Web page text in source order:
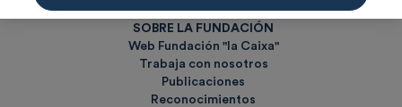
SOBRE LA FUNDACIÓN
Web Fundación "la Caixa"
Trabaja con nosotros
Publicaciones
Reconocimientos